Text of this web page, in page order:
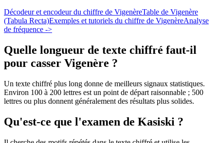
Décodeur et encodeur du chiffre de VigenèreTable de Vigenère
(Tabula Recta)Exemples et tutoriels du chiffre de VigenèreAnalyse
de fréquence ->
Quelle longueur de texte chiffré faut-il
pour casser Vigenère ?
Un texte chiffré plus long donne de meilleurs signaux statistiques.
Environ 100 à 200 lettres est un point de départ raisonnable ; 500
lettres ou plus donnent généralement des résultats plus solides.
Qu'est-ce que l'examen de Kasiski ?